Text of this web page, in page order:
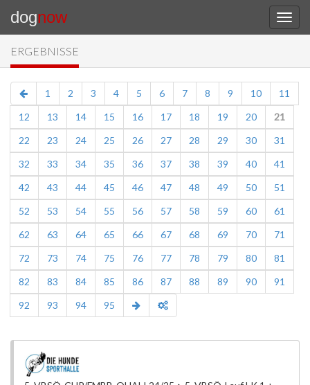
dognow
ERGEBNISSE
1 2 3 4 5 6 7 8 9 10
11
12
13 14 15 16 17 18 19 20
21
22
23 24 25 26 27 28 29 30
31
32
33 34 35 36 37 38 39 40
41
42
43 44 45 46 47 48 49 50
51
52
53 54 55 56 57 58 59 60
61
62
63 64 65 66 67 68 69 70
71
72
73 74 75 76 77 78 79 80
81
82
83 84 85 86 87 88 89 90
91
92
93 94 95